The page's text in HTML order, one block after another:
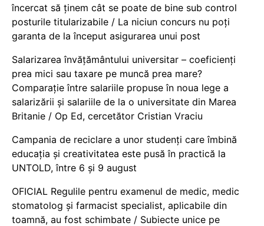
încercat să ținem cât se poate de bine sub control
posturile titularizabile / La niciun concurs nu poți
garanta de la început asigurarea unui post
Salarizarea învățământului universitar – coeficienți
prea mici sau taxare pe muncă prea mare?
Comparație între salariile propuse în noua lege a
salarizării și salariile de la o universitate din Marea
Britanie / Op Ed, cercetător Cristian Vraciu
Campania de reciclare a unor studenți care îmbină
educația și creativitatea este pusă în practică la
UNTOLD, între 6 și 9 august
OFICIAL Regulile pentru examenul de medic, medic
stomatolog și farmacist specialist, aplicabile din
toamnă, au fost schimbate / Subiecte unice pe